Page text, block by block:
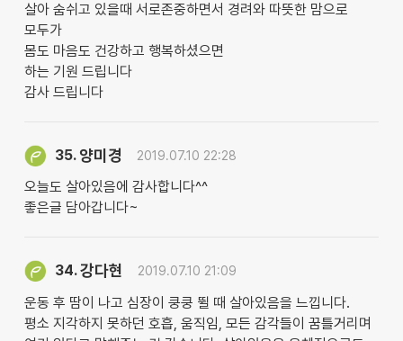
살아 숨쉬고 있을때 서로존중하면서 경려와 따뜻한 맘으로
모두가
몸도 마음도 건강하고 행복하셨으면
하는 기원 드립니다
감사 드립니다
35.양미경 2019.07.10 22:28
오늘도 살아있음에 감사합니다^^
좋은글 담아갑니다~
34.강다현 2019.07.10 21:09
운동 후 땀이 나고 심장이 쿵쿵 뛸 때 살아있음을 느낍니다.
평소 지각하지 못하던 호흡, 움직임, 모든 감각들이 꿈틀거리며